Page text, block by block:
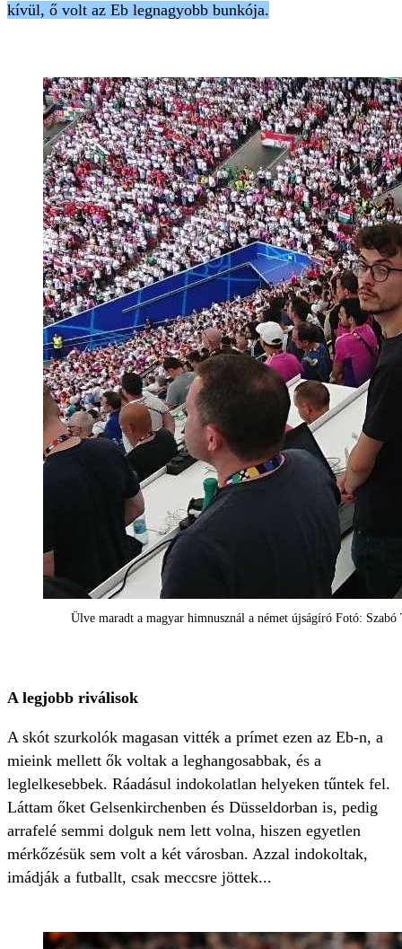
kívül, ő volt az Eb legnagyobb bunkója.
Ülve maradt a magyar himnusznál a német újságíró Fotó: Szabó
A legjobb riválisok
A skót szurkolók magasan vitték a prímet ezen az Eb-n, a
mieink mellett ők voltak a leghangosabbak, és a
leglelkesebbek. Ráadásul indokolatlan helyeken tűntek fel.
Láttam őket Gelsenkirchenben és Düsseldorban is, pedig
arrafelé semmi dolguk nem lett volna, hiszen egyetlen
mérkőzésük sem volt a két városban. Azzal indokoltak,
imádják a futballt, csak meccsre jöttek...